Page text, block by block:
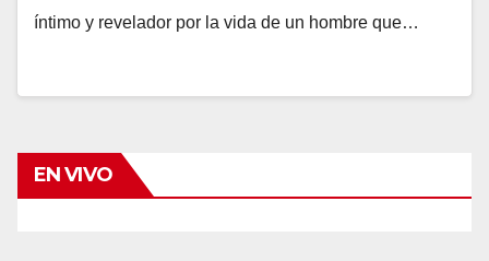
íntimo y revelador por la vida de un hombre que…
EN VIVO